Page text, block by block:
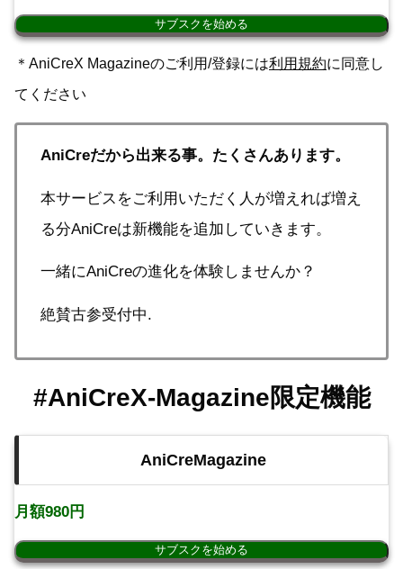
サブスクを始める
＊AniCreX Magazineのご利用/登録には利用規約に同意し
てください
AniCreだから出来る事。たくさんあります。
本サービスをご利用いただく人が増えれば増え
る分AniCreは新機能を追加していきます。
一緒にAniCreの進化を体験しませんか？
絶賛古参受付中.
#AniCreX-Magazine限定機能
AniCreMagazine
月額980円
サブスクを始める